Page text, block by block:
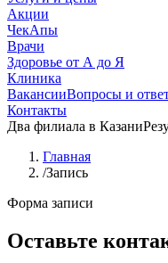
Акции
ЧекАпы
Врачи
Здоровье от А до Я
Клиника
ВакансииВопросы и
Контакты
Два филиала в Казани
Главная
/Запись
Форма записи
Оставьте